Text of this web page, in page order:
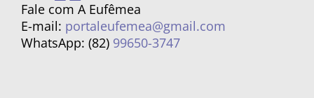
Fale com A Eufêmea
E-mail: portaleufemea@gmail.com
WhatsApp: (82) 99650-3747